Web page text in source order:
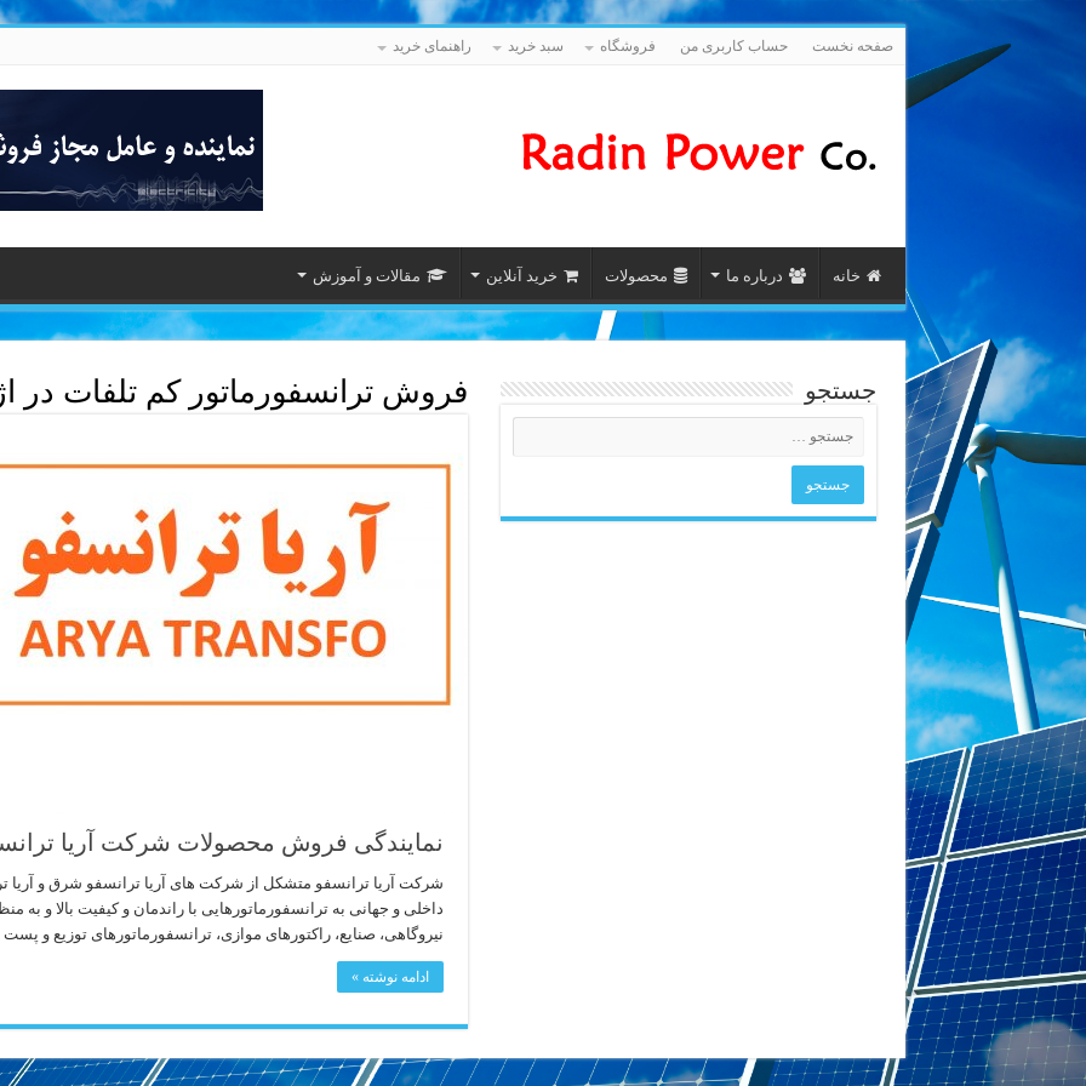
صفحه نخست حساب کاربری من فروشگاه سبد خرید راهنمای خرید
خانه درباره ما محصولات خرید آنلاین مقالات و آموزش
فروش ترانسفورماتور کم تلفات در
نمایندگی فروش محصولات شرکت آریا
شرکت آریا ترانسفو متشکل از شرکت های آریا ترانسفو شرق و آریا
داخلی و جهانی به ترانسفورماتورهایی با راندمان و کیفیت بالا و به
نیروگاهی، صنایع، راکتورهای موازی، ترانسفورماتورهای توزیع و
ادامه نوشته »
جستجو